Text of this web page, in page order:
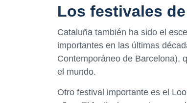
Los festivales
Cataluña también ha sido el
importantes en las últimas
Contemporáneo de Barcelona),
el mundo.
Otro festival importante es el